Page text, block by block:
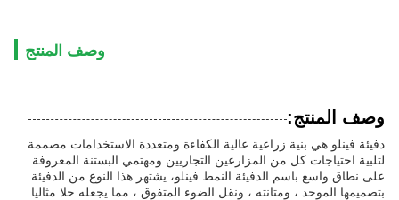
وصف المنتج
وصف المنتج:
دفيئة فينلو هي بنية زراعية عالية الكفاءة ومتعددة الاستخدامات مصممة
لتلبية احتياجات كل من المزارعين التجاريين ومهتمي البستنة.المعروفة
على نطاق واسع باسم الدفيئة النمط فينلو، يشتهر هذا النوع من الدفيئة
بتصميمها الموحد ، ومتانته ، ونقل الضوء المتفوق ، مما يجعله حلا مثاليا